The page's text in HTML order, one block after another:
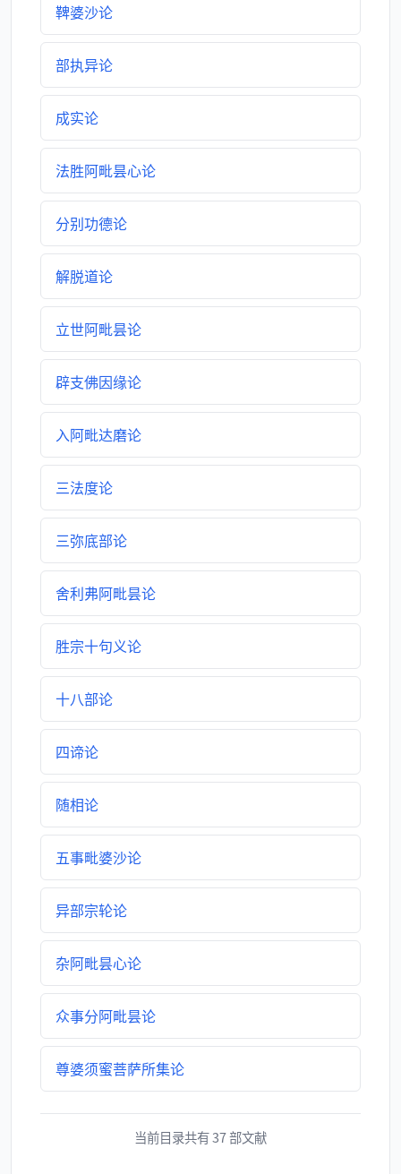
鞞婆沙论
部执异论
成实论
法胜阿毗昙心论
分别功德论
解脱道论
立世阿毗昙论
辟支佛因缘论
入阿毗达磨论
三法度论
三弥底部论
舍利弗阿毗昙论
胜宗十句义论
十八部论
四谛论
随相论
五事毗婆沙论
异部宗轮论
杂阿毗昙心论
众事分阿毗昙论
尊婆须蜜菩萨所集论
当前目录共有 37 部文献